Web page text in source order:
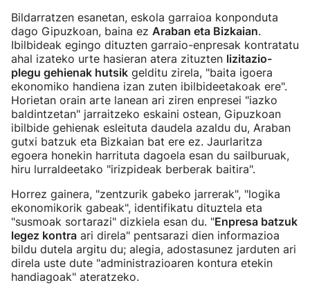
Bildarratzen esanetan, eskola garraioa konponduta
dago Gipuzkoan, baina ez Araban eta Bizkaian.
Ibilbideak egingo dituzten garraio-enpresak kontratatu
ahal izateko urte hasieran atera zituzten lizitazio-
plegu gehienak hutsik gelditu zirela, "baita igoera
ekonomiko handiena izan zuten ibilbideetakoak ere".
Horietan orain arte lanean ari ziren enpresei "iazko
baldintzetan" jarraitzeko eskaini ostean, Gipuzkoan
ibilbide gehienak esleituta daudela azaldu du, Araban
gutxi batzuk eta Bizkaian bat ere ez. Jaurlaritza
egoera honekin harrituta dagoela esan du sailburuak,
hiru lurraldeetako "irizpideak berberak baitira".
Horrez gainera, "zentzurik gabeko jarrerak", "logika
ekonomikorik gabeak", identifikatu dituztela eta
"susmoak sortarazi" dizkiela esan du. "Enpresa batzuk
legez kontra ari direla" pentsarazi dien informazioa
bildu dutela argitu du; alegia, adostasunez jarduten ari
direla uste dute "administrazioaren kontura etekin
handiagoak" ateratzeko.